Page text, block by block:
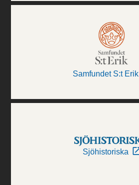
Samfundet S:t Erik
Sjöhistoriska